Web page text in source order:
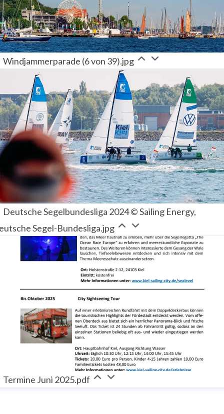
Windjammerparade (6 von 39).jpg
Deutsche Segelbundesliga 2024 © Sailing Energy,
Segel-Bundesliga.jpg
Termine Juni 2025.pdf